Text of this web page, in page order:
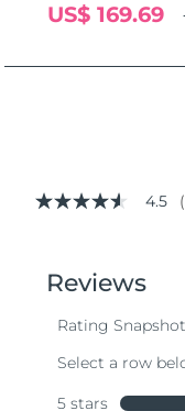
US$ 169.69
4.5
stars,
average
value.
171
Same
4.5